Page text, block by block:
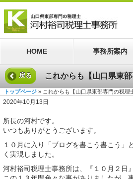
HOME 事務所案内
戻る
トップページ » これからも【山口県東部専門の税理
2020年10月13日
所長の河村です。
いつもありがとうございます。
１０月に入り「ブログを書こう書こう」
く実現しました。
河村裕司税理士事務所は、『１０月２日